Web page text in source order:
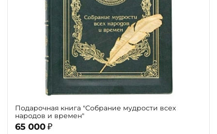
Подарочная книга "Собрание мудрости всех
народов и времен"
65 000 ₽